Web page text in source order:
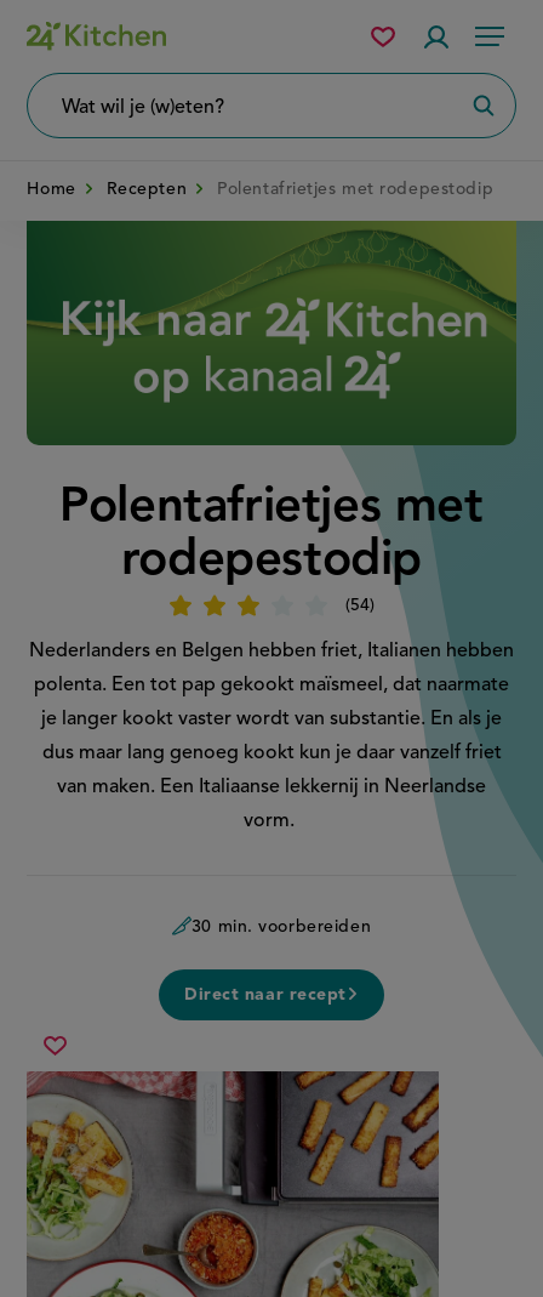
Overslaan
en
naar
Menu
wil
Mijn
bewaarde
Home Recepten Polentafrietjes met rodepestodip
Polentafrietjes met
rodepestodip
54
'Polentafrietjes
met
rodepestodip'
Nederlanders en Belgen hebben friet, Italianen hebben
polenta. Een tot pap gekookt maïsmeel, dat naarmate
je langer kookt vaster wordt van substantie. En als je
dus maar lang genoeg kookt kun je daar vanzelf friet
van maken. Een Italiaanse lekkernij in Neerlandse
vorm.
30 min. voorbereiden
Direct naar recept
Sla
recept
op
polentafrietjes
met
rodepestodip